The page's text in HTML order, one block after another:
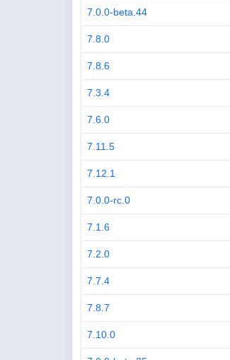
7.0.0-beta.44
7.8.0
7.8.6
7.3.4
7.6.0
7.11.5
7.12.1
7.0.0-rc.0
7.1.6
7.2.0
7.7.4
7.8.7
7.10.0